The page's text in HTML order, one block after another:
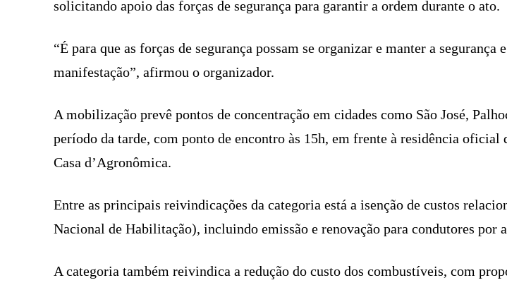
solicitando apoio das forças de segurança para garantir a ordem durante o ato.
“É para que as forças de segurança possam se organizar e manter a segurança
manifestação”, afirmou o organizador.
A mobilização prevê pontos de concentração em cidades como São José,
período da tarde, com ponto de encontro às 15h, em frente à residência oficial
Casa d’Agronômica.
Entre as principais reivindicações da categoria está a isenção de custos
Nacional de Habilitação), incluindo emissão e renovação para condutores por
A categoria também reivindica a redução do custo dos combustíveis, com